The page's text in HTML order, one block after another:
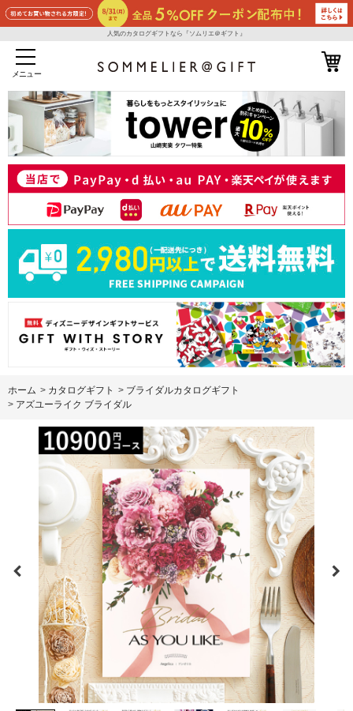
人気のカタログギフトなら『ソムリエ＠ギフト』
メニュー
ホーム > カタログギフト > ブライダルカタログギフト
> アズユーライク ブライダル